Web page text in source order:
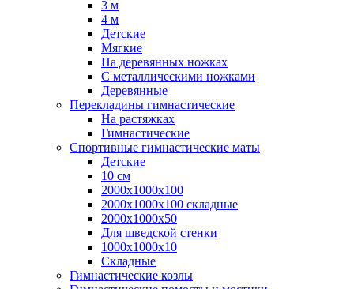
3 м
4 м
Детские
Мягкие
На деревянных ножках
С металлическими ножками
Деревянные
Перекладины гимнастические
На растяжках
Гимнастические
Спортивные гимнастические маты
Детские
10 см
2000х1000х100
2000х1000х100 складные
2000х1000х50
Для шведской стенки
1000х1000х10
Складные
Гимнастические козлы